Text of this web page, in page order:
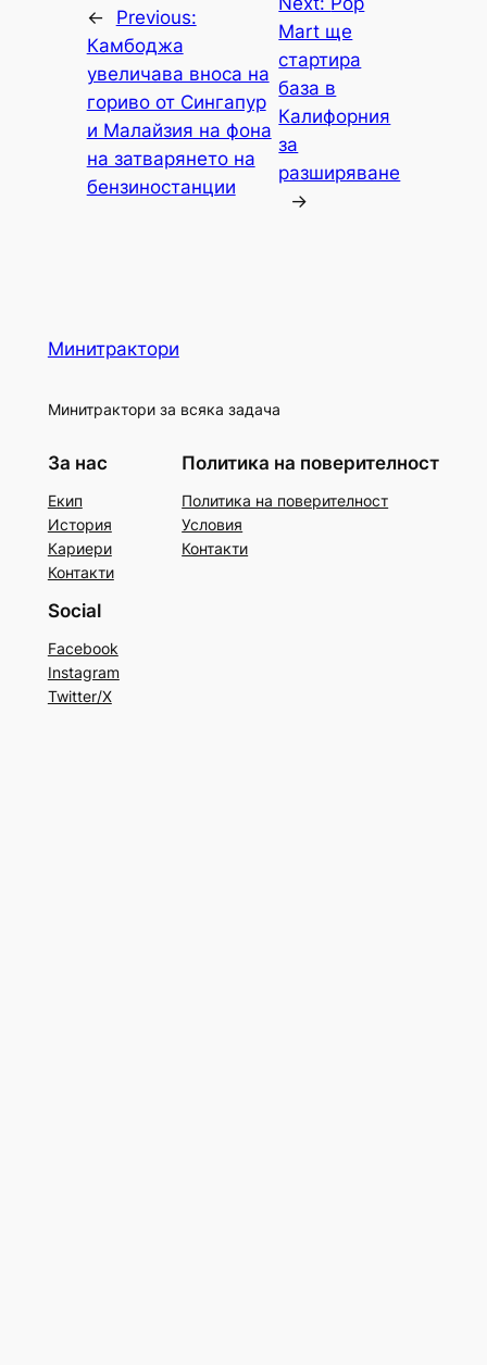
←
Previous:
Камбоджа
увеличава вноса на
гориво от Сингапур
и Малайзия на фона
на затварянето на
бензиностанции
Mart ще
стартира
база в
Калифорния
за
разширяване
→
Минитрактори
Минитрактори за всяка задача
За нас
Екип
История
Кариери
Контакти
Политика на поверителност
Политика на поверителност
Условия
Контакти
Social
Facebook
Instagram
Twitter/X